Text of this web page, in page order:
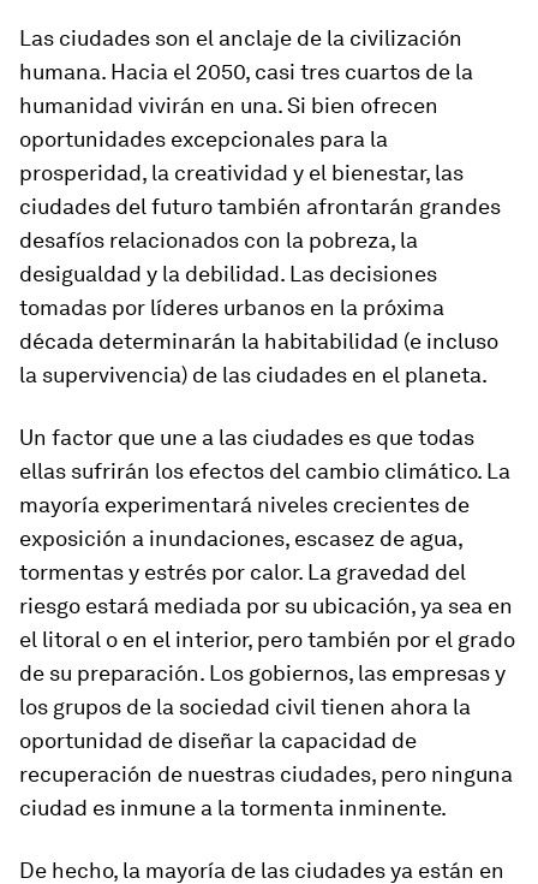
Las ciudades son el anclaje de la civilización
humana. Hacia el 2050, casi tres cuartos de la
humanidad vivirán en una. Si bien ofrecen
oportunidades excepcionales para la
prosperidad, la creatividad y el bienestar, las
ciudades del futuro también afrontarán grandes
desafíos relacionados con la pobreza, la
desigualdad y la debilidad. Las decisiones
tomadas por líderes urbanos en la próxima
década determinarán la habitabilidad (e incluso
la supervivencia) de las ciudades en el planeta.
Un factor que une a las ciudades es que todas
ellas sufrirán los efectos del cambio climático. La
mayoría experimentará niveles crecientes de
exposición a inundaciones, escasez de agua,
tormentas y estrés por calor. La gravedad del
riesgo estará mediada por su ubicación, ya sea en
el litoral o en el interior, pero también por el grado
de su preparación. Los gobiernos, las empresas y
los grupos de la sociedad civil tienen ahora la
oportunidad de diseñar la capacidad de
recuperación de nuestras ciudades, pero ninguna
ciudad es inmune a la tormenta inminente.
De hecho, la mayoría de las ciudades ya están en